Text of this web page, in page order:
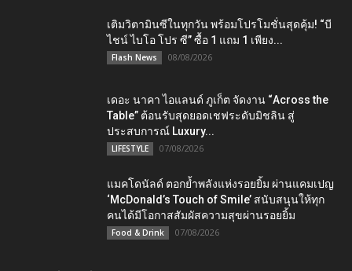
เติมวิตามินซีในทุกวัน พร้อมโปรโมชั่นสุดคุ้ม! “บี
ไชน์ ไบโอ โปร ซี” ซื้อ 1 แถม 1 เพียง...
Flash News 08/08/2026
เดอะ นาคา ไอแลนด์ ภูเก็ต จัดงาน “Across the
Table” ต้อนรับสุดยอดเชฟระดับมิชลิน สู่
ประสบการณ์ Luxury...
LIFESTYLE 07/08/2026
แมคโดนัลด์ ตอกย้ำพลังแห่งรอยยิ้ม ผ่านแคมเปญ
‘McDonald’s Touch of Smile’ สนับสนุนให้ทุก
คนได้มีโอกาสสัมผัสความสุขผ่านรอยยิ้ม
Food & Drink 07/08/2026